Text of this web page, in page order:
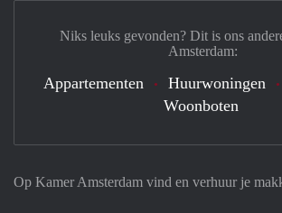
Op Kamer Amsterdam vind en verhuur je
Niks leuks gevonden? Dit is ons
Amsterdam:
Appartementen Huurwoningen
Woonboten